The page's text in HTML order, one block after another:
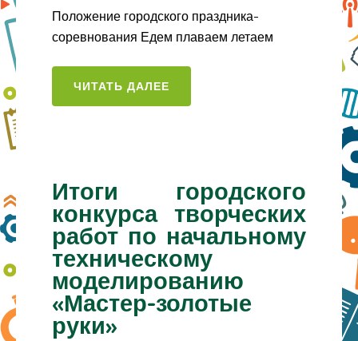
Положение городского праздника-
соревнования Едем плаваем летаем
ЧИТАТЬ ДАЛЕЕ
Итоги городского
конкурса творческих
работ по начальному
техническому
моделированию
«Мастер-золотые
руки»